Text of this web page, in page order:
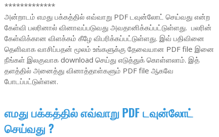
*************
அன்றாடம் எமது பக்கத்தில் எவ்வாறு PDF டவுன்லோட் செய்வது என்ற
கேள்வி பலரினால் வினாவப்படுவது அவதானிக்கப்பட்டுள்ளது. பலரின்
கேள்விக்கான விளக்கம் கீழே விபரிக்கப்பட்டுள்ளது. இவ் பதிவினை
தெளிவாக வாசிப்பதன் மூலம் உங்களுக்கு தேவையான PDF file இனை
நீங்கள் இலகுவாக download செய்து எடுத்துக் கொள்ளலாம். இத்
தளத்தில் அனைத்து வினாத்தாள்களும் PDF file ஆகவே
போடப்பட்டுள்ளன.
எமது பக்கத்தில் எவ்வாறு PDF டவுன்லோட்
செய்வது ?